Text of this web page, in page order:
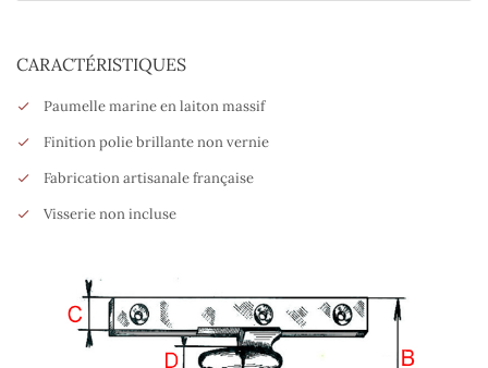
CARACTÉRISTIQUES
Paumelle marine en laiton massif
Finition polie brillante non vernie
Fabrication artisanale française
Visserie non incluse